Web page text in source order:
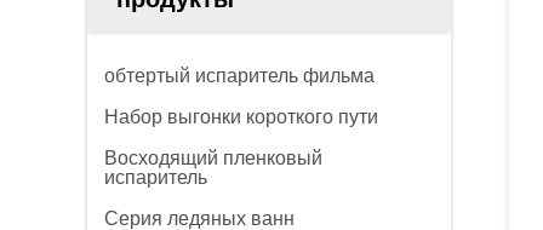
обтертый испаритель фильма
Набор выгонки короткого пути
Восходящий пленковый
испаритель
Серия ледяных ванн